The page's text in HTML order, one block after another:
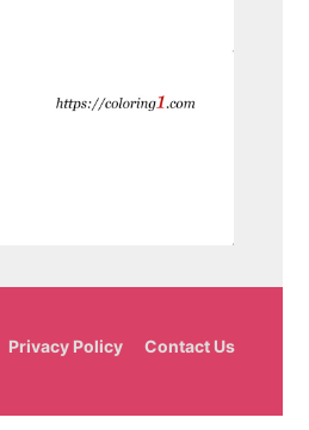
Privacy Policy Contact Us